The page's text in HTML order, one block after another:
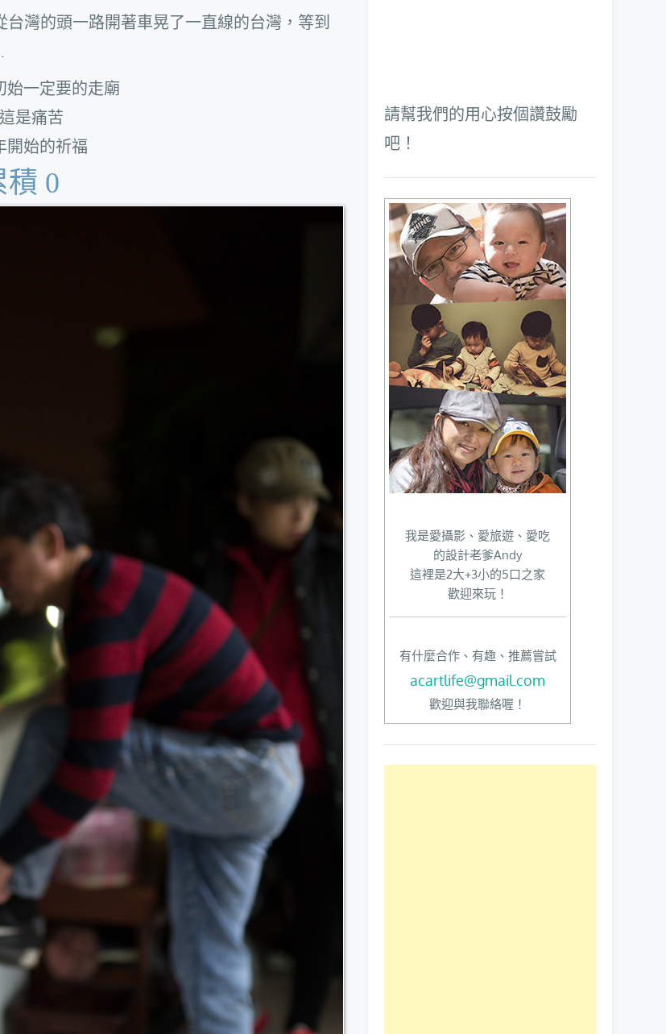
灣的頭一路開著車晃了一直線的台灣，等到
始一定要的走廟
是痛苦
開始的祈福
積 0
請幫我們的用心按個讚鼓勵
吧！
我是愛攝影、愛旅遊、愛吃
的設計老爹Andy
這裡是2大+3小的5口之家
歡迎來玩！
有什麼合作、有趣、推薦嘗試
acartlife@gmail.com
歡迎與我聯絡喔！